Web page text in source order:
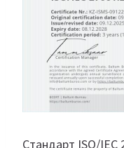
Стандарт ISO/IEC